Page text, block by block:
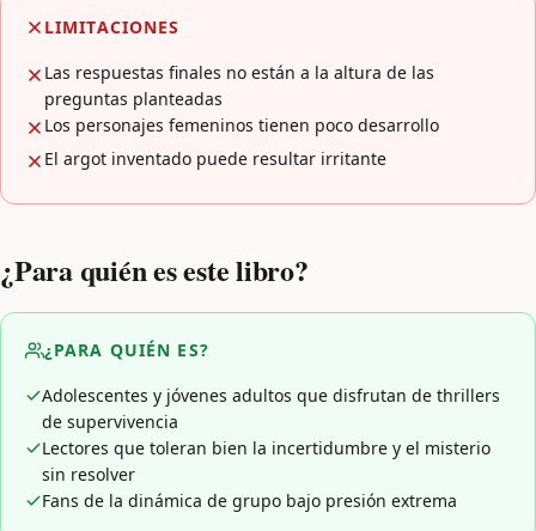
LIMITACIONES
Las respuestas finales no están a la altura de las
preguntas planteadas
Los personajes femeninos tienen poco desarrollo
El argot inventado puede resultar irritante
¿Para quién es este libro?
¿PARA QUIÉN ES?
Adolescentes y jóvenes adultos que disfrutan de thrillers
de supervivencia
Lectores que toleran bien la incertidumbre y el misterio
sin resolver
Fans de la dinámica de grupo bajo presión extrema